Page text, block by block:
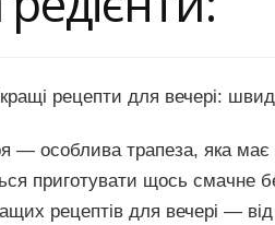
рецепти для вечері:
— особлива трапеза, яка
приготувати щось смачне
рецептів для вечері —